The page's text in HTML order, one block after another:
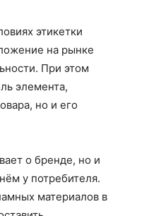
этикетки
на рынке
При этом
элемента,
но и его
о бренде, но и
у потребителя.
материалов в